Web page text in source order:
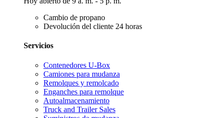
Cambio de propano
Devolución del cliente 24 horas
Servicios
Contenedores U-Box
Camiones para mudanza
Remolques y remolcado
Enganches para remolque
Autoalmacenamiento
Truck and Trailer Sales